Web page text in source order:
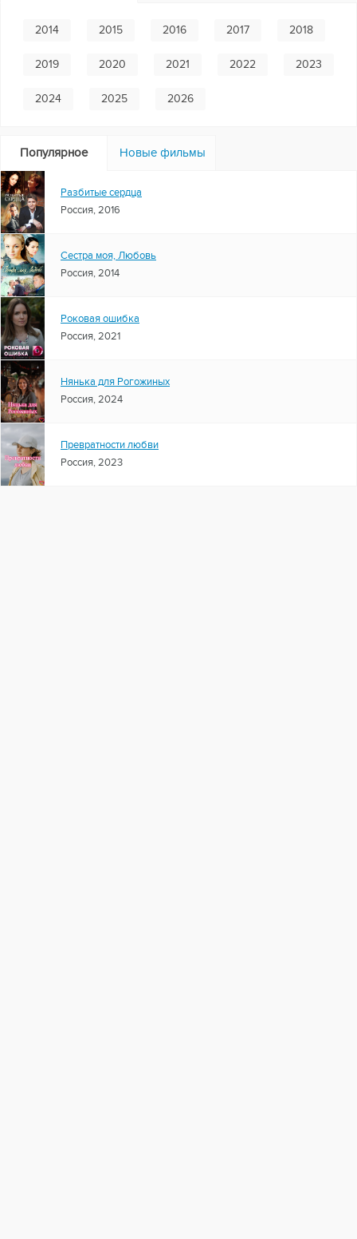
2014 2015 2016 2017 2018
2019 2020 2021 2022 2023
2024 2025 2026
Популярное Новые фильмы
Разбитые сердца
Россия, 2016
Сестра моя, Любовь
Россия, 2014
Роковая ошибка
Россия, 2021
Нянька для Рогожиных
Россия, 2024
Превратности любви
Россия, 2023